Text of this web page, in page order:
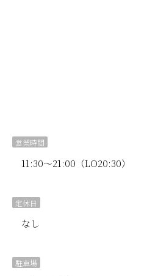
営業時間
11:30～21:00（LO20:30）
定休日
なし
駐車場